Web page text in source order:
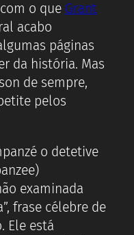
o que Grant
acabo
páginas
da história. Mas
de sempre,
pelos
o detetive
examinada
frase célebre de
Ele está